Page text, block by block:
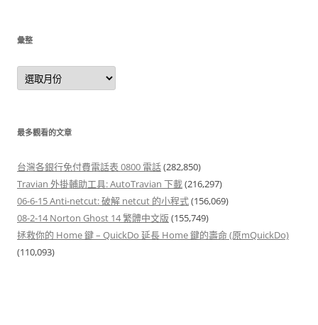
彙整
彙
整
最多觀看的文章
台灣各銀行免付費電話表 0800 電話(282,850)
Travian 外掛輔助工具: AutoTravian 下載(216,297)
06-6-15 Anti-netcut: 破解 netcut 的小程式(156,069)
08-2-14 Norton Ghost 14 繁體中文版 (155,749)
拯救你的 Home 鍵 – QuickDo 延長 Home 鍵的壽命 (原mQuickDo)
(110,093)